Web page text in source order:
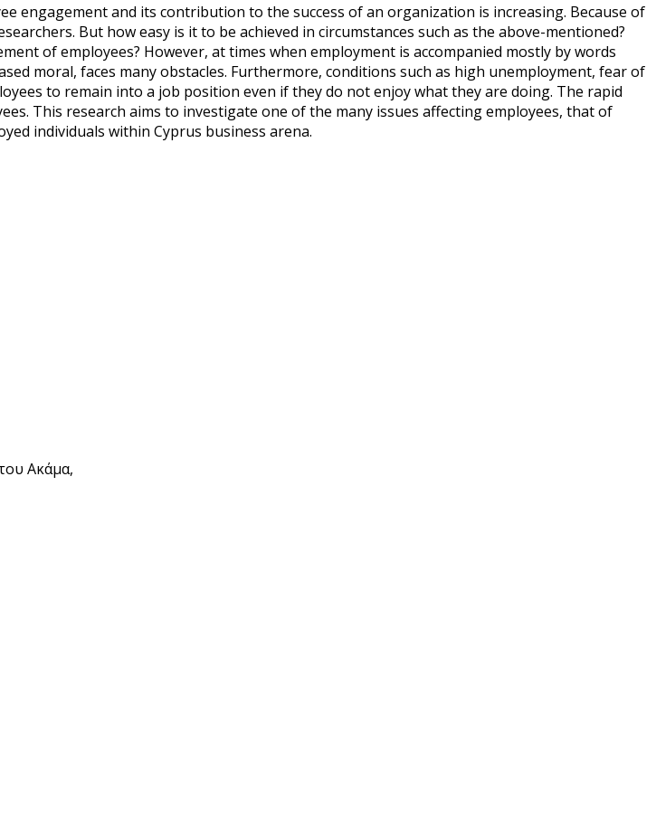
engagement and its contribution to the success of an organization is increasing. Because of
But how easy is it to be achieved in circumstances such as the above-mentioned?
of employees? However, at times when employment is accompanied mostly by words
moral, faces many obstacles. Furthermore, conditions such as high unemployment, fear of
to remain into a job position even if they do not enjoy what they are doing. The rapid
This research aims to investigate one of the many issues affecting employees, that of
individuals within Cyprus business arena.
Ακάμα,